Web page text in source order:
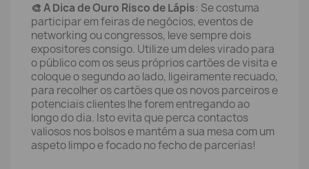
🎨 A Dica de Ouro Risco de Lápis: Se costuma
participar em feiras de negócios, eventos de
networking ou congressos, leve sempre dois
expositores consigo. Utilize um deles virado para
o público com os seus próprios cartões de visita e
coloque o segundo ao lado, ligeiramente recuado,
para recolher os cartões que os novos parceiros e
potenciais clientes lhe forem entregando ao
longo do dia. Isto evita que perca contactos
valiosos nos bolsos e mantém a sua mesa com um
aspeto limpo e focado no fecho de parcerias!